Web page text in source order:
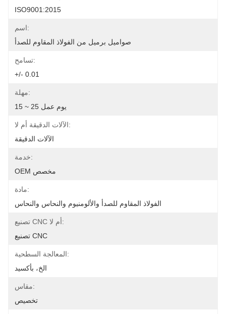
ISO9001:2015
اسم:
صواميل برميل من الفولاذ المقاوم للصدأ
تسامح:
+/- 0.01
مهلة:
15 ~ 25 يوم عمل
الآلات الدقيقة أم لا:
الآلات الدقيقة
خدمة:
OEM مخصص
مادة:
الفولاذ المقاوم للصدأ والألومنيوم والنحاس والنحاس
تصنيع CNC أم لا:
تصنيع CNC
المعالجة السطحية:
الخ، بأكسيد
مقاس:
تخصيص